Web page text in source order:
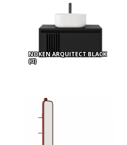
NOKEN ARQUITECT BLACK
(3)